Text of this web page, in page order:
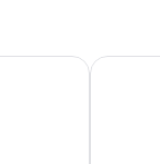
더 혹스